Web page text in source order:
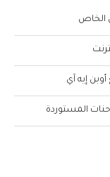
الخاص